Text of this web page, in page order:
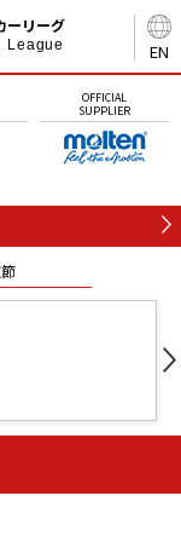
EN
ーリーグ
League
OFFICIAL
SUPPLIER
石人の星